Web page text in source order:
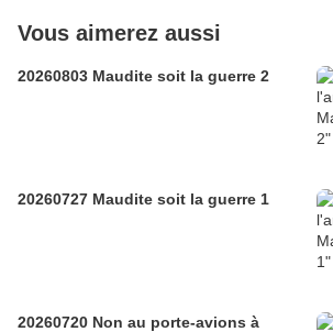
Vous aimerez aussi
20260803 Maudite soit la guerre 2
20260727 Maudite soit la guerre 1
20260720 Non au porte-avions à